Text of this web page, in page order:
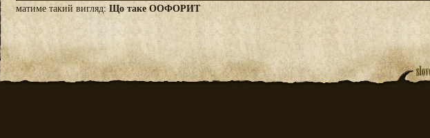
матиме такий вигляд: Що таке ООФОРИТ